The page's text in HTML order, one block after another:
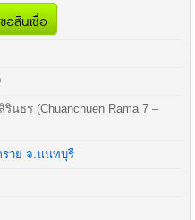
สินเชื่อ
นธร (Chuanchuen Rama 7 –
รวย จ. นนทบุรี